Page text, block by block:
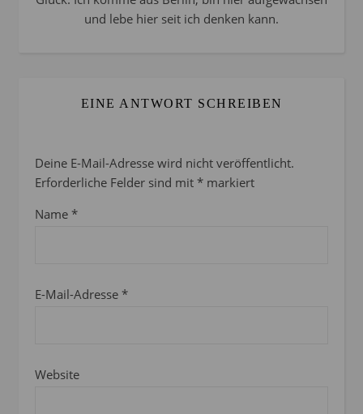
und lebe hier seit ich denken kann.
EINE ANTWORT SCHREIBEN
Deine E-Mail-Adresse wird nicht veröffentlicht.
Erforderliche Felder sind mit * markiert
Name *
E-Mail-Adresse *
Website